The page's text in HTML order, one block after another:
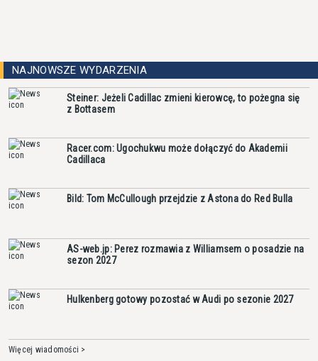
NAJNOWSZE WYDARZENIA
Steiner: Jeżeli Cadillac zmieni kierowcę, to pożegna się
z Bottasem
Racer.com: Ugochukwu może dołączyć do Akademii
Cadillaca
Bild: Tom McCullough przejdzie z Astona do Red Bulla
AS-web.jp: Perez rozmawia z Williamsem o posadzie na
sezon 2027
Hulkenberg gotowy pozostać w Audi po sezonie 2027
Więcej wiadomości >